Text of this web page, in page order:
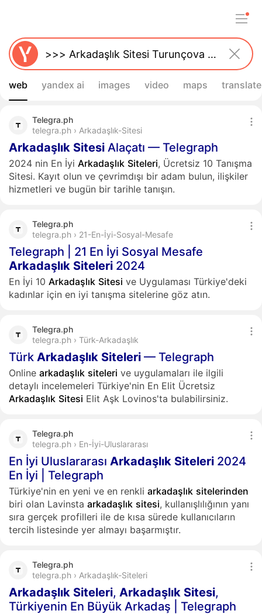
web yandex ai images video maps translate
Telegra.ph
telegra.ph › Arkadaşlık-Sitesi
Arkadaşlık Sitesi Alaçatı — Telegraph
2024 nin En İyi Arkadaşlık Siteleri, Ücretsiz 10 Tanışma
Sitesi. Kayıt olun ve çevrimdışı bir adam bulun, ilişkiler
hizmetleri ve bugün bir tarihle tanışın.
Telegra.ph
telegra.ph › 21-En-İyi-Sosyal-Mesafe
Telegraph | 21 En İyi Sosyal Mesafe
Arkadaşlık Siteleri 2024
En İyi 10 Arkadaşlık Sitesi ve Uygulaması Türkiye'deki
kadınlar için en iyi tanışma sitelerine göz atın.
Telegra.ph
telegra.ph › Türk-Arkadaşlık
Türk Arkadaşlık Siteleri — Telegraph
Online arkadaşlık siteleri ve uygulamaları ile ilgili
detaylı incelemeleri Türkiye'nin En Elit Ücretsiz
Arkadaşlık Sitesi Elit Aşk Lovinos'ta bulabilirsiniz.
Telegra.ph
telegra.ph › En-İyi-Uluslararası
En İyi Uluslararası Arkadaşlık Siteleri 2024
En İyi | Telegraph
Türkiye'nin en yeni ve en renkli arkadaşlık sitelerinden
biri olan Lavinsta arkadaşlık sitesi, kullanışlılığının yanı
sıra gerçek profilleri ile de kısa sürede kullanıcıların
tercih listesinde yer almayı başarmıştır.
Telegra.ph
telegra.ph › Arkadaşlık-Siteleri
Arkadaşlık Siteleri, Arkadaşlık Sitesi,
Türkiyenin En Büyük Arkadaş | Telegraph